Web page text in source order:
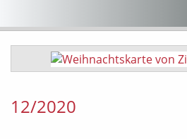
12/2020